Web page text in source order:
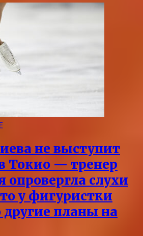
не выступит
Токио — тренер
опровергла слухи
у фигуристки
планы на